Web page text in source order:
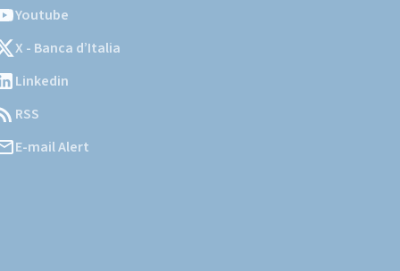
Youtube
X - Banca d’Italia
Linkedin
RSS
E-mail Alert